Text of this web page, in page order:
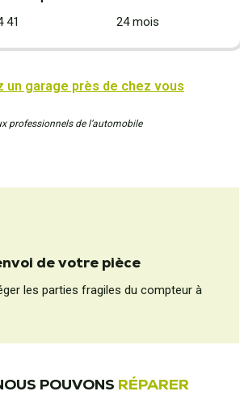
41
24 mois
un garage près de chez vous
professionnels de l’automobile
de votre pièce
les parties fragiles du compteur à
POUVONS RÉPARER